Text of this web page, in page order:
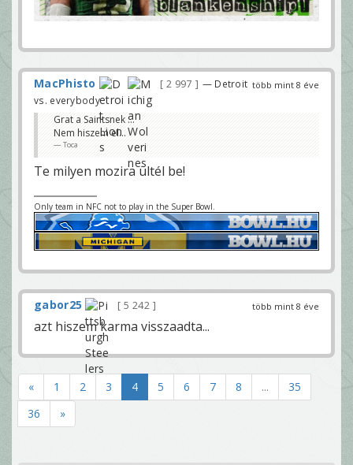
több mint 8 éve
MacPhisto 2 997
— Detroit
vs. everybody
Grat a Saintsnek ...
Nem hiszem el...
Toca
Te milyen mozira ültél be!
Only team in NFC not to play in the Super Bowl.
több mint 8 éve
gabor25 5 242
azt hiszem karma visszaadta...
« 1 2 3 4 5 6 7 8 ...
35
36
»